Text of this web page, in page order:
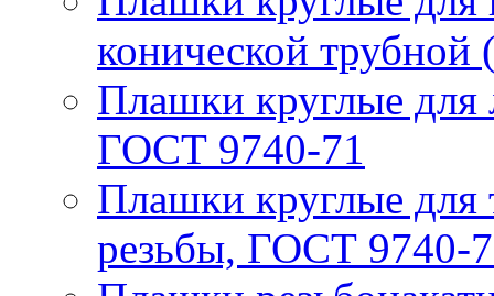
конической
Плашки круглые для
ГОСТ 9740-71
Плашки круглые для
резьбы, ГОСТ 9740-